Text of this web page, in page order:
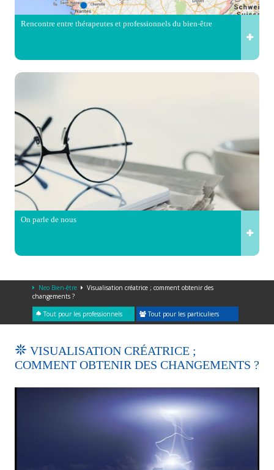
Rencontre entre thérapeutes et professionnels du bien-être
On parle de nous
Neo Bien-être
Visualisation créatrice ; comment obtenir des
changements ?
Tout pour les professionnels Tout pour les particuliers
VISUALISATION CRÉATRICE ;
COMMENT OBTENIR DES CHANGEMENTS ?